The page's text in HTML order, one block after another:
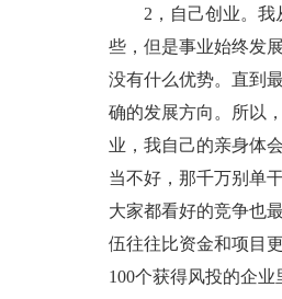
2，自己创业。
些，但是事业始终发
没有什么优势。直到
确的发展方向。所以
业，我自己的亲身体
当不好，那千万别单
大家都看好的竞争也
伍往往比资金和项目
100个获得风投的企